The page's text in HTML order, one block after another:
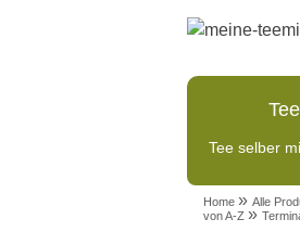
Tee selber
Home » Alle
von A-Z »